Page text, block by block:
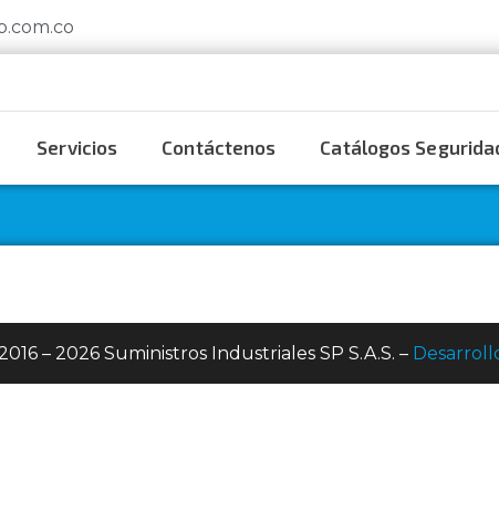
Servicios Contáctenos Catálogos
– 2026 Suministros Industriales SP S.A.S. –